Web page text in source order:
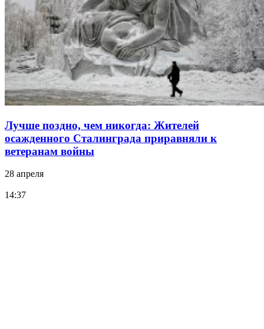
Лучше поздно, чем никогда: Жителей
осажденного Сталинграда приравняли к
ветеранам войны
28 апреля
14:37